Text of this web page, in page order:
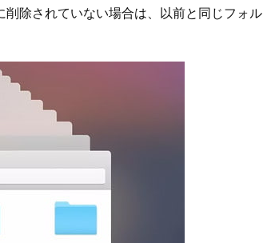
除されていない場合は、以前と同じフォ